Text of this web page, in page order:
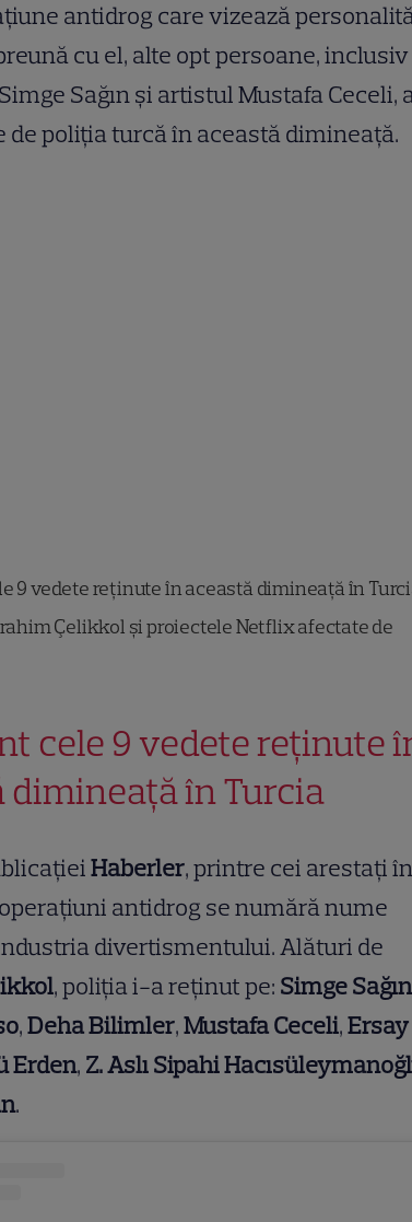
antidrog care vizează
cu el, alte opt persoane, inclusiv
Sağın și artistul Mustafa Ceceli,
de poliția turcă în această dimineață.
9 vedete reținute în această dimineață în
Çelikkol și proiectele Netflix afectate de
cele 9 vedete reținute
dimineață în Turcia
Haberler, printre cei arestați în
antidrog se numără nume
divertismentului. Alături de
, poliția i-a reținut pe: Simge Sağın
,Deha Bilimler,Mustafa Ceceli,Ersay
Erden, Z. Aslı Sipahi
.